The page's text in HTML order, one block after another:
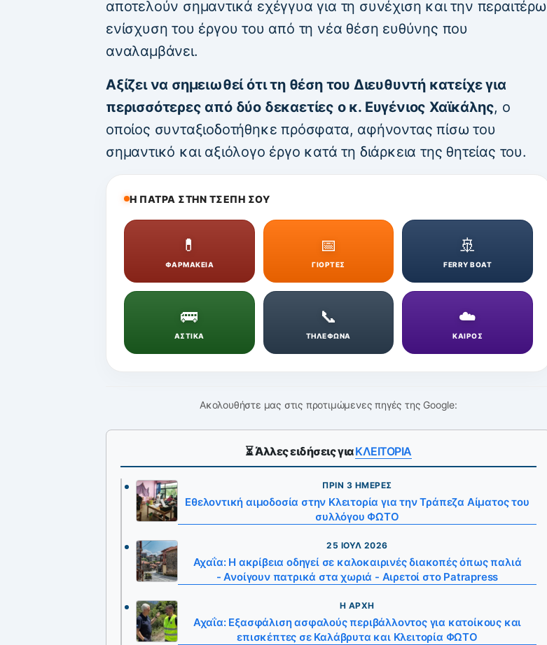
αποτελούν σημαντικά εχέγγυα για τη συνέχιση και την περαιτέρω
ενίσχυση του έργου του από τη νέα θέση ευθύνης που
αναλαμβάνει.
Αξίζει να σημειωθεί ότι τη θέση του Διευθυντή κατείχε για
περισσότερες από δύο δεκαετίες ο κ. Ευγένιος Χαϊκάλης, ο
οποίος συνταξιοδοτήθηκε πρόσφατα, αφήνοντας πίσω του
σημαντικό και αξιόλογο έργο κατά τη διάρκεια της θητείας του.
Η ΠΑΤΡΑ ΣΤΗΝ ΤΣΕΠΗ ΣΟΥ
💊
ΦΑΡΜΑΚΕΙΑ
📅
ΓΙΟΡΤΕΣ
🚢
FERRY BOAT
🚌
ΑΣΤΙΚΑ
📞
ΤΗΛΕΦΩΝΑ
☁️
ΚΑΙΡΟΣ
Ακολουθήστε μας στις προτιμώμενες πηγές της Google:
⏳ Άλλες ειδήσεις γιαΚΛΕΙΤΟΡΙΑ
ΠΡΙΝ 3 ΗΜΈΡΕΣ
Εθελοντική αιμοδοσία στην Κλειτορία για την Τράπεζα Αίματος του
συλλόγου ΦΩΤΟ
25 ΙΟΎΛ 2026
Αχαΐα: Η ακρίβεια οδηγεί σε καλοκαιρινές διακοπές όπως παλιά
- Ανοίγουν πατρικά στα χωριά - Αιρετοί στο Patrapress
Η ΑΡΧΉ
Αχαΐα: Εξασφάλιση ασφαλούς περιβάλλοντος για κατοίκους και
επισκέπτες σε Καλάβρυτα και Κλειτορία ΦΩΤΟ